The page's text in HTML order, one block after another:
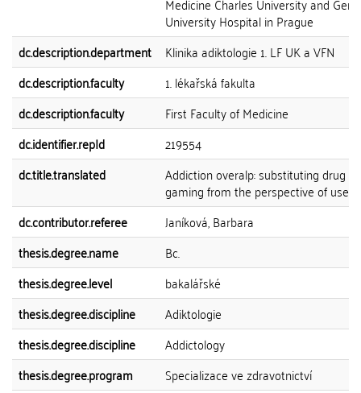
University Hospital in Prague
dc.description.department
Klinika adiktologie 1. LF UK a VFN
dc.description.faculty
1. lékařská fakulta
dc.description.faculty
First Faculty of Medicine
dc.identifier.repId
219554
dc.title.translated
Addiction overalp: substituting drug
gaming from the perspective of users
dc.contributor.referee
Janíková, Barbara
thesis.degree.name
Bc.
thesis.degree.level
bakalářské
thesis.degree.discipline
Adiktologie
thesis.degree.discipline
Addictology
thesis.degree.program
Specializace ve zdravotnictví